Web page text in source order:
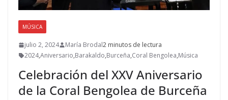
MÚSICA
julio 2, 2024 María Brodal2 minutos de lectura
2024,Aniversario,Barakaldo,Burceña,Coral Bengolea,Música
Celebración del XXV Aniversario
de la Coral Bengolea de Burceña